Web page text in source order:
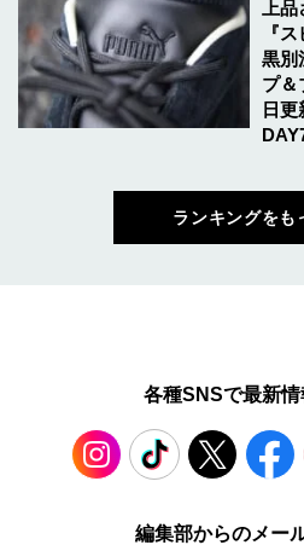
上
『
黒別
プ＆
日
ランキングをも
各種SNSで最新情
TikTok Facebook
編集部からのメー